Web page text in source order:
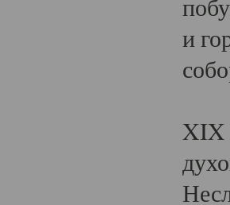
и
XIX